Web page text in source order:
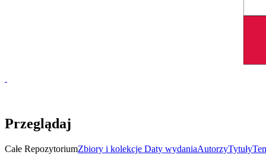
Przeglądaj
Całe RepozytoriumZbiory i kolekcje Daty wydaniaAutorzyTytuły